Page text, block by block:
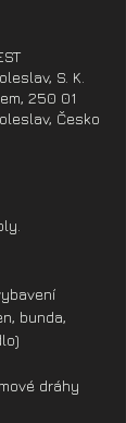
S. K.
250 01
Česko
bunda,
dráhy